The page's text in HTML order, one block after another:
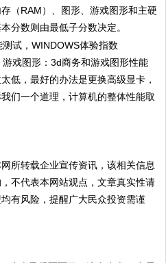
（RAM）、图形、游戏图形和主硬
分数则由最低子分数决定。
戏图形：3d商务和游戏图形性能
低，最好的办法是更换高级显卡，
们一个道理，计算机的整体性能取
所转载企业宣传资讯，该相关信息
不代表本网站观点，文章真实性请
有风险，提醒广大民众投资需谨